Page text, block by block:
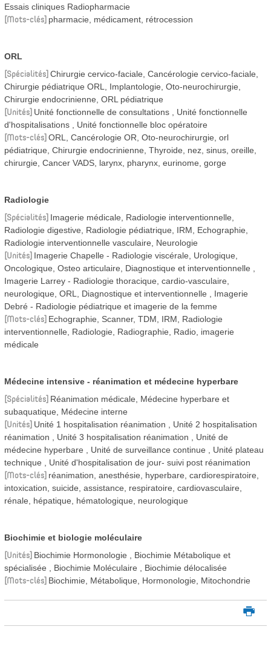
Essais cliniques Radiopharmacie
Mots-clés pharmacie, médicament, rétrocession
ORL
Spécialités Chirurgie cervico-faciale, Cancérologie cervico-faciale,
Chirurgie pédiatrique ORL, Implantologie, Oto-neurochirurgie,
Chirurgie endocrinienne, ORL pédiatrique
Unités Unité fonctionnelle de consultations
Unité fonctionnelle
d'hospitalisations
Unité fonctionnelle bloc opératoire
Mots-clés ORL, Cancérologie OR, Oto-neurochirurgie, orl
pédiatrique, Chirurgie endocrinienne, Thyroide, nez, sinus, oreille,
chirurgie, Cancer VADS, larynx, pharynx, eurinome, gorge
Radiologie
Spécialités Imagerie médicale, Radiologie interventionnelle,
Radiologie digestive, Radiologie pédiatrique, IRM, Echographie,
Radiologie interventionnelle vasculaire, Neurologie
Unités Imagerie Chapelle - Radiologie viscérale, Urologique,
Oncologique, Osteo articulaire, Diagnostique et interventionnelle
Imagerie Larrey - Radiologie thoracique, cardio-vasculaire,
neurologique, ORL, Diagnostique et interventionnelle
Imagerie
Debré - Radiologie pédiatrique et imagerie de la femme
Mots-clés Echographie, Scanner, TDM, IRM, Radiologie
interventionnelle, Radiologie, Radiographie, Radio, imagerie
médicale
Médecine intensive - réanimation et médecine hyperbare
Spécialités Réanimation médicale, Médecine hyperbare et
subaquatique, Médecine interne
Unités Unité 1 hospitalisation réanimation
Unité 2 hospitalisation
réanimation
Unité 3 hospitalisation réanimation
Unité de
médecine hyperbare
Unité de surveillance continue
Unité plateau
technique
Unité d'hospitalisation de jour- suivi post réanimation
Mots-clés réanimation, anesthésie, hyperbare, cardiorespiratoire,
intoxication, suicide, assistance, respiratoire, cardiovasculaire,
rénale, hépatique, hématologique, neurologique
Biochimie et biologie moléculaire
Unités Biochimie Hormonologie
Biochimie Métabolique et
spécialisée
Biochimie Moléculaire Biochimie délocalisée
Mots-clés Biochimie, Métabolique, Hormonologie, Mitochondrie
I
m